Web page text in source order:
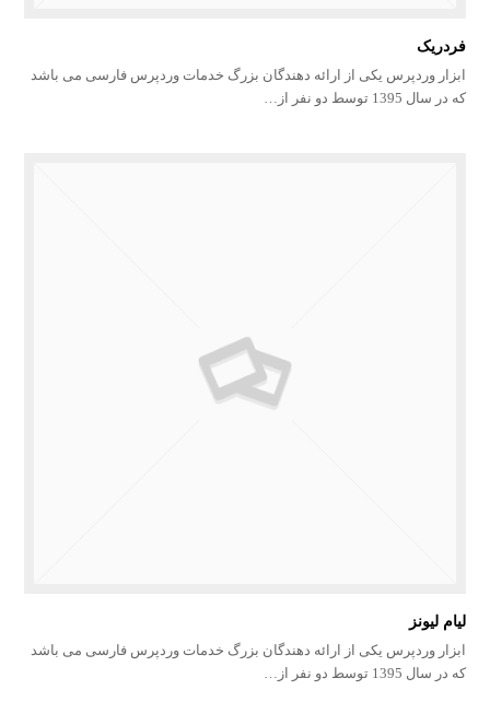
فردریک
ابزار وردپرس یکی از ارائه دهندگان بزرگ خدمات وردپرس فارسی می باشد
که در سال 1395 توسط دو نفر از…
لیام لیونز
ابزار وردپرس یکی از ارائه دهندگان بزرگ خدمات وردپرس فارسی می باشد
که در سال 1395 توسط دو نفر از…